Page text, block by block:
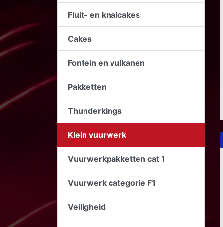
Fluit- en knalcakes
Cakes
Fontein en vulkanen
Pakketten
Thunderkings
Klein vuurwerk
Vuurwerkpakketten cat 1
Vuurwerk categorie F1
Veiligheid